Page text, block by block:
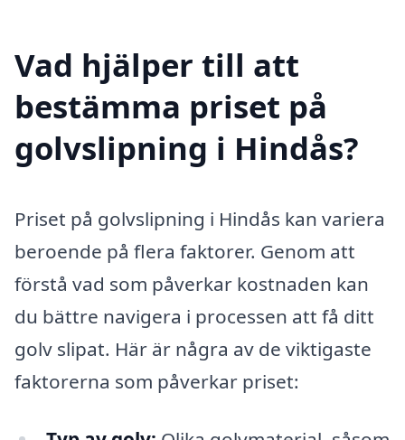
Vad hjälper till att
bestämma priset på
golvslipning i Hindås?
Priset på golvslipning i Hindås kan variera
beroende på flera faktorer. Genom att
förstå vad som påverkar kostnaden kan
du bättre navigera i processen att få ditt
golv slipat. Här är några av de viktigaste
faktorerna som påverkar priset: